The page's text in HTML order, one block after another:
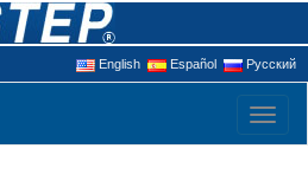
English Español Русский